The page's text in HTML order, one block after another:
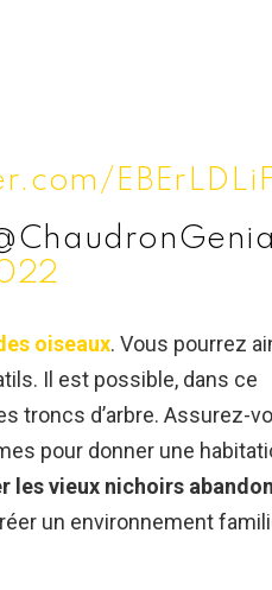
oiseaux. Vous pourrez
Il est possible, dans ce
troncs d’arbre. Assurez-
pour donner une
les vieux nichoirs
un environnement